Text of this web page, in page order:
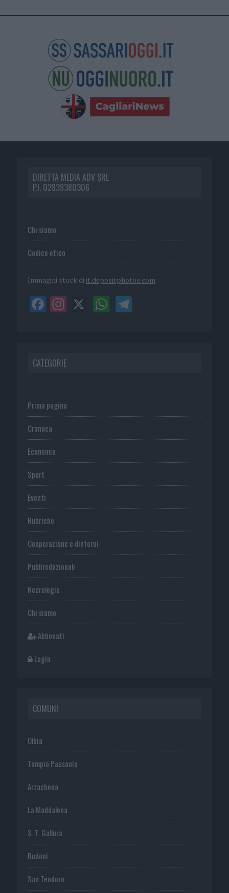
DIRETTA MEDIA ADV SRL
P.I. 02839380306
Chi siamo
Codice etico
Immagini stock di it.depositphotos.com
CATEGORIE
Prima pagina
Cronaca
Economia
Sport
Eventi
Rubriche
Cooperazione e dintorni
Publiredazionali
Necrologie
Chi siamo
Abbonati
Login
COMUNI
Olbia
Tempio Pausania
Arzachena
La Maddalena
S. T. Gallura
Budoni
San Teodoro